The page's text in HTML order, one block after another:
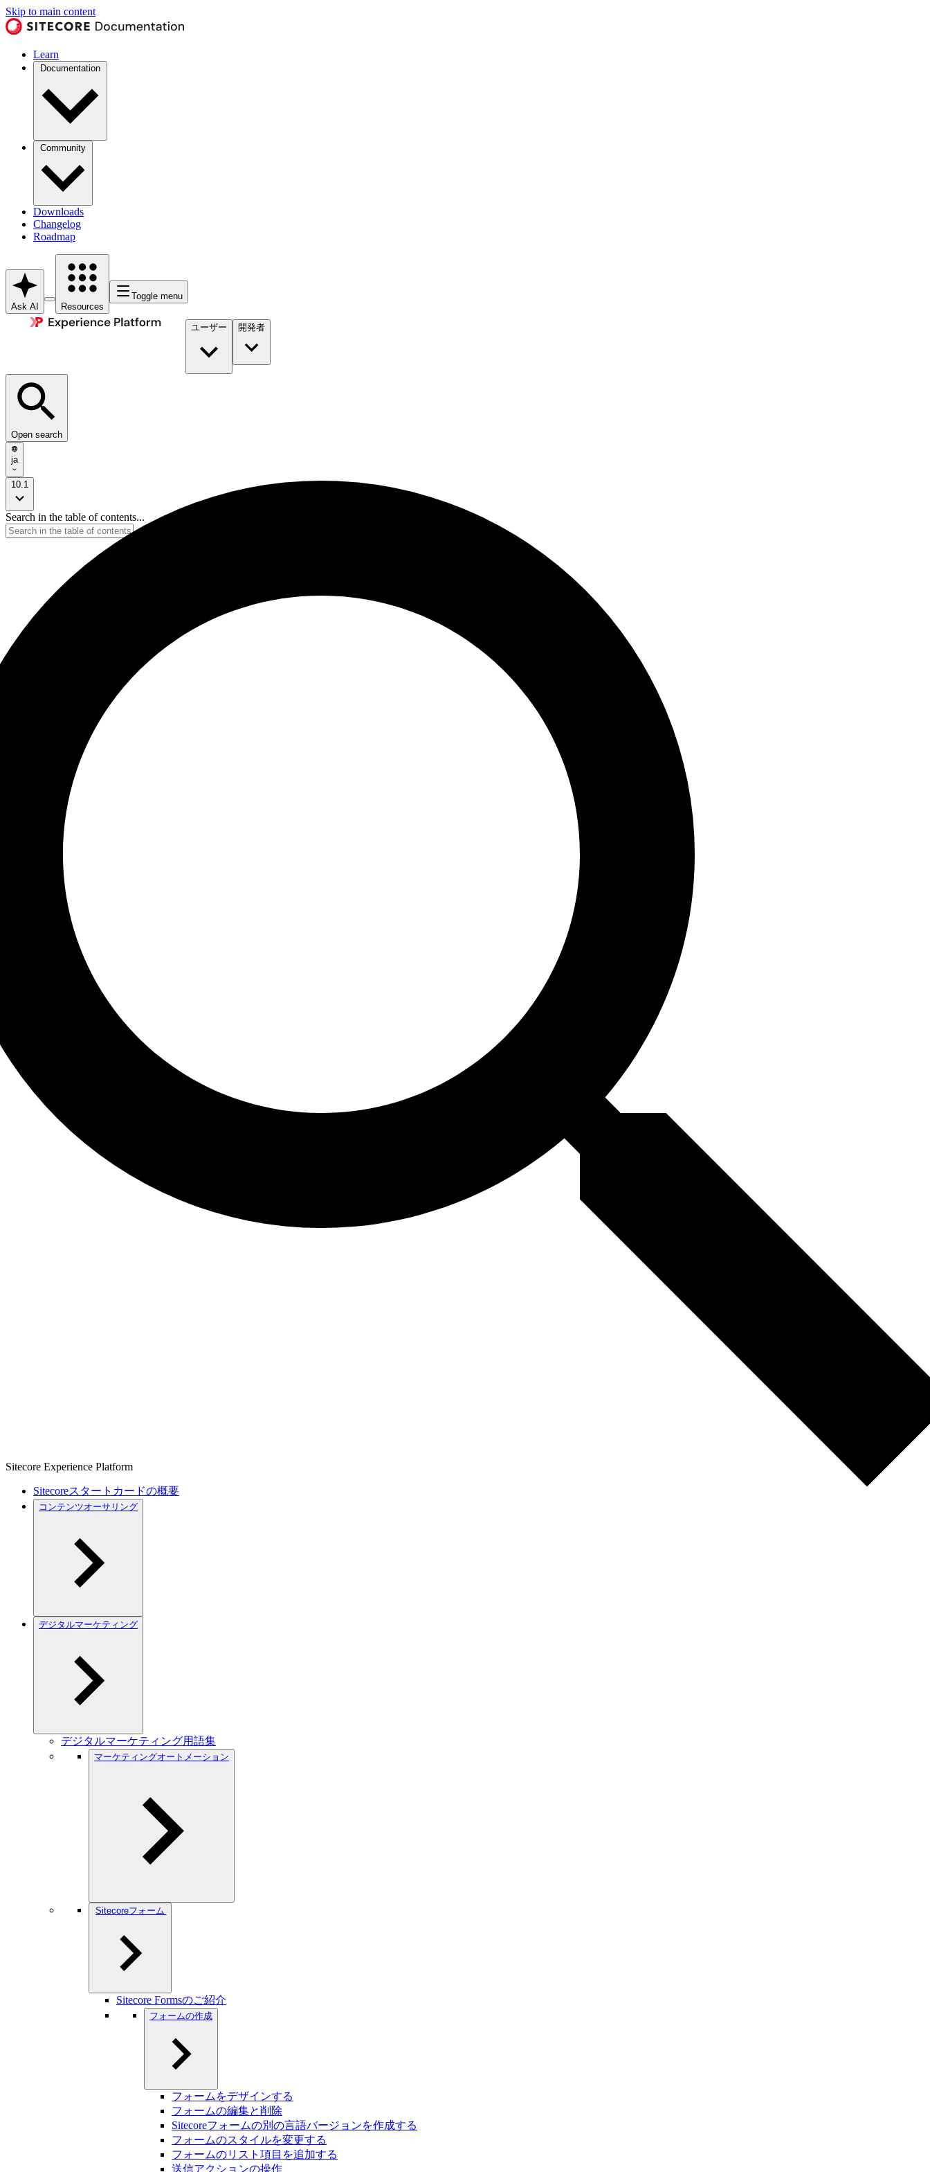
Skip to main content
Learn
Documentation
Community
Downloads
Changelog
Roadmap
Ask AI Resources
Toggle menu
ユーザー 開発者​
Open search
ja
10.1
Search in the table of contents...
Sitecore Experience Platform
Sitecoreスタートカードの概要
コンテンツオーサリング
デジタルマーケティング
デジタルマーケティング用語集
マーケティングオートメーション
Sitecore Formsのご紹介
フォームの作成
フォームをデザインする
フォームの編集と削除
Sitecoreフォームの別の言語バージョンを作成する
フォームのスタイルを変更する
フォームのリスト項目を追加する
送信アクションの操作